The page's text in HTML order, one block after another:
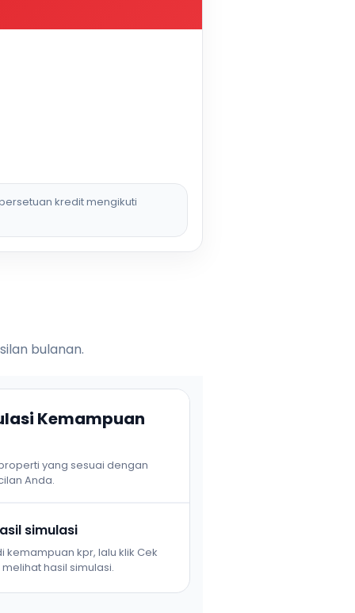
kredit mengikuti
bulanan.
Kemampuan
yang sesuai dengan
Anda.
simulasi
kemampuan kpr, lalu klik Cek
hasil simulasi.